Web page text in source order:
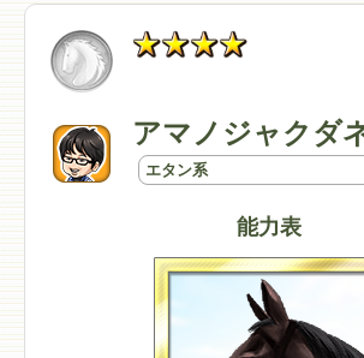
アマノジャクダ
エタン系
能力表